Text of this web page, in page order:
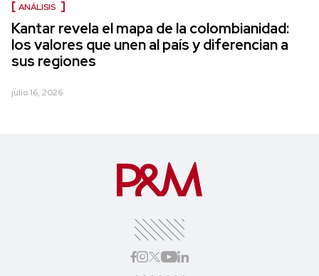
ANÁLISIS
Kantar revela el mapa de la colombianidad:
los valores que unen al país y diferencian a
sus regiones
julio 16, 2026